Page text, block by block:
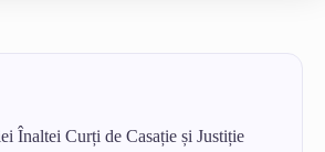
Înaltei Curți de Casație și Justiție